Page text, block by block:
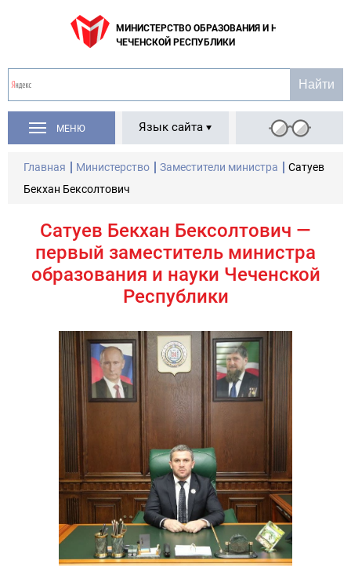
МИНИСТЕРСТВО ОБРАЗОВАНИЯ И НАУКИ
ЧЕЧЕНСКОЙ РЕСПУБЛИКИ
МЕНЮ Язык сайта
Главная Министерство Заместители министра
Сатуев
Бекхан Бексолтович
Сатуев Бекхан Бексолтович —
первый заместитель министра
образования и науки Чеченской
Республики